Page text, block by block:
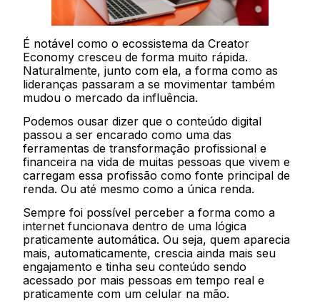
É notável como o ecossistema da Creator
Economy cresceu de forma muito rápida.
Naturalmente, junto com ela, a forma como as
lideranças passaram a se movimentar também
mudou o mercado da influência.
Podemos ousar dizer que o conteúdo digital
passou a ser encarado como uma das
ferramentas de transformação profissional e
financeira na vida de muitas pessoas que vivem e
carregam essa profissão como fonte principal de
renda. Ou até mesmo como a única renda.
Sempre foi possível perceber a forma como a
internet funcionava dentro de uma lógica
praticamente automática. Ou seja, quem aparecia
mais, automaticamente, crescia ainda mais seu
engajamento e tinha seu conteúdo sendo
acessado por mais pessoas em tempo real e
praticamente com um celular na mão.